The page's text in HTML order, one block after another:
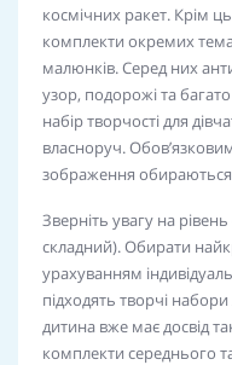
космічних ракет. Крім
комплекти окремих
малюнків. Серед них
узор, подорожі та
набір творчості для
власноруч.
зображення
Зверніть увагу на
складний). Обирати
урахуванням
підходять творчі
дитина вже має досвід
комплекти середнього